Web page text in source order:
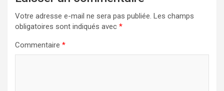
Votre adresse e-mail ne sera pas publiée. Les champs
obligatoires sont indiqués avec *
Commentaire *